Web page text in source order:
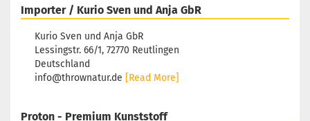
Importer / Kurio Sven und Anja GbR
Kurio Sven und Anja GbR
Lessingstr. 66/1, 72770 Reutlingen
Deutschland
info@thrownatur.de [Read More]
Proton - Premium Kunststoff